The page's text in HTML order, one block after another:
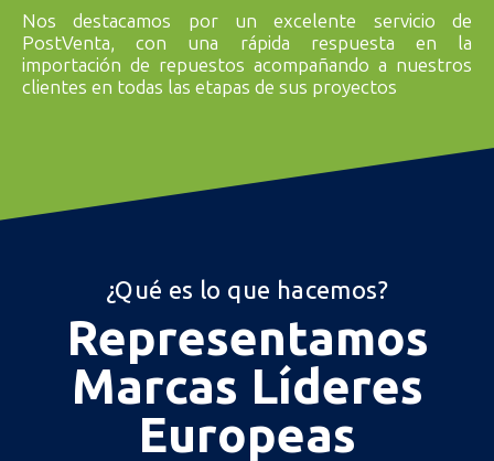
Nos destacamos por un excelente servicio de
PostVenta, con una rápida respuesta en la
importación de repuestos acompañando a nuestros
clientes en todas las etapas de sus proyectos
¿Qué es lo que hacemos?
Representamos
Marcas Líderes
Europeas